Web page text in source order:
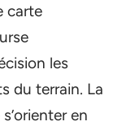
carte
les
du terrain. La
en